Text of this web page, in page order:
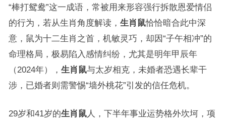
“棒打鸳鸯”这一成语，常被用来形容强行拆散恩爱情侣
的行为，若从生肖角度解读， 生肖鼠恰恰暗合此中深
意，鼠为十二生肖之首，机敏灵巧，却因“子午相冲”的
命理格局，极易陷入感情纠纷，尤其是明年甲辰年
（2024年）， 生肖鼠与太岁相克，未婚者恐遇长辈干
涉，已婚者则需警惕“墙外桃花”引发的信任危机。
29岁和41岁的生肖鼠人，下半年事业运势格外坎坷，项